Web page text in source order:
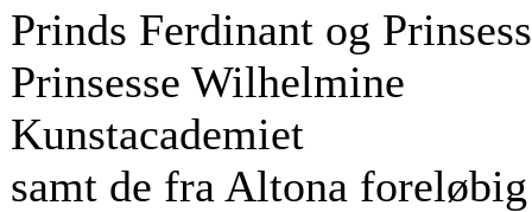
Prinds Ferdinant og
Prinsesse Wilhelmine
Kunstacademiet
samt de fra Altona